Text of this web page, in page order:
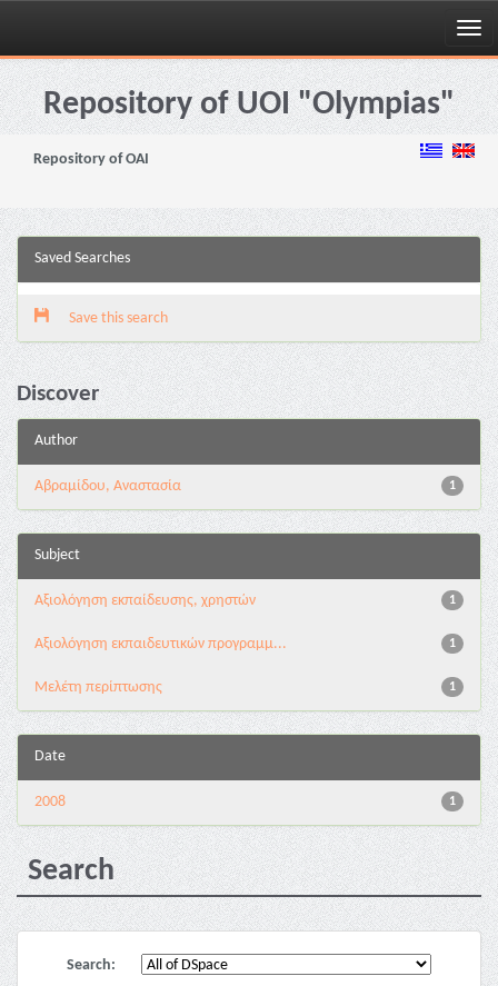
Skip
navigationRepository of UOI "Olympias"
Repository of OAI
Saved Searches
Save this search
Discover
Author
1
Αβραμίδου, Αναστασία
Subject
1
Αξιολόγηση εκπαίδευσης, χρηστών
1
Αξιολόγηση εκπαιδευτικών προγραμμ...
1
Μελέτη περίπτωσης
Date
1
2008
Search
Search: